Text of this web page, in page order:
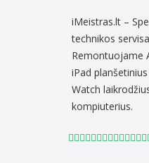
iMeistras.lt –
technikos
Remontuojame
iPad
Watch
kompiuterius.